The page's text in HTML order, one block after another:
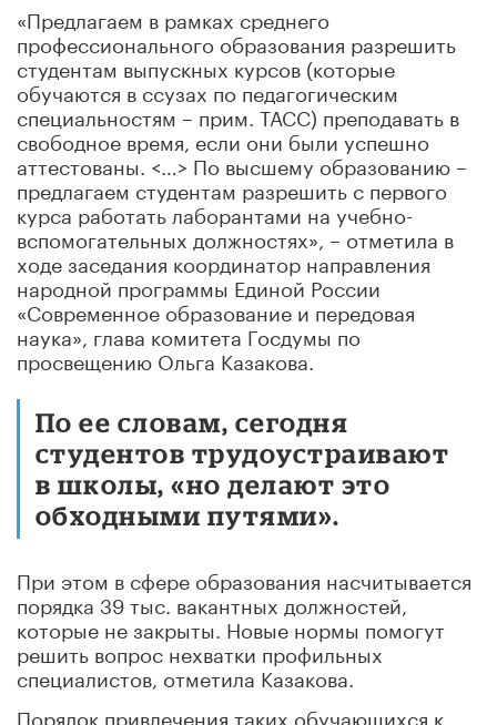
«Предлагаем в рамках среднего
профессионального образования разрешить
студентам выпускных курсов (которые
обучаются в ссузах по педагогическим
специальностям – прим. ТАСС) преподавать в
свободное время, если они были успешно
аттестованы. <…> По высшему образованию –
предлагаем студентам разрешить с первого
курса работать лаборантами на учебно-
вспомогательных должностях», – отметила в
ходе заседания координатор направления
народной программы Единой России
«Современное образование и передовая
наука», глава комитета Госдумы по
просвещению Ольга Казакова.
По ее словам, сегодня
студентов трудоустраивают
в школы, «но делают это
обходными путями».
При этом в сфере образования насчитывается
порядка 39 тыс. вакантных должностей,
которые не закрыты. Новые нормы помогут
решить вопрос нехватки профильных
специалистов, отметила Казакова.
Порядок привлечения таких обучающихся к